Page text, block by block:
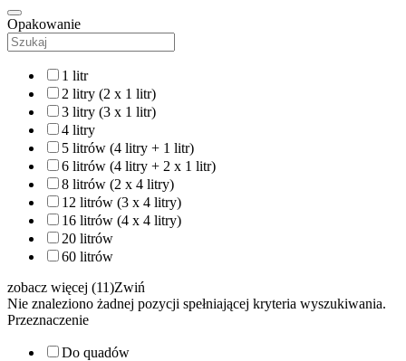
Opakowanie
1 litr
2 litry (2 x 1 litr)
3 litry (3 x 1 litr)
4 litry
5 litrów (4 litry + 1 litr)
6 litrów (4 litry + 2 x 1 litr)
8 litrów (2 x 4 litry)
12 litrów (3 x 4 litry)
16 litrów (4 x 4 litry)
20 litrów
60 litrów
zobacz więcej (11)Zwiń
Nie znaleziono żadnej pozycji spełniającej kryteria wyszukiwania.
Przeznaczenie
Do quadów